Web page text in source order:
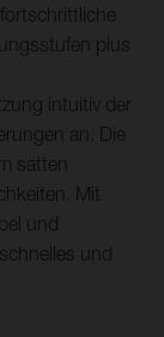
plus
intuitiv der
an. Die
satten
Mit
und
und